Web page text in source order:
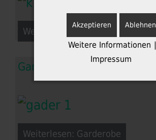
Weiterlesen: Kinderzimmer
Garderobe
Weiterlesen: Garderobe
Akzeptieren Ablehnen
Weitere Informationen |
Impressum